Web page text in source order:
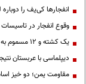
انفجارها کی‌یف را دوباره
وقوع انفجار در
یک کشته و ۱۲ مسموم به دنبال مصرف مشروبات الکلی در نیشابور
دیپلماسی با عربستان
مقاومت یمن؛ دو خیز